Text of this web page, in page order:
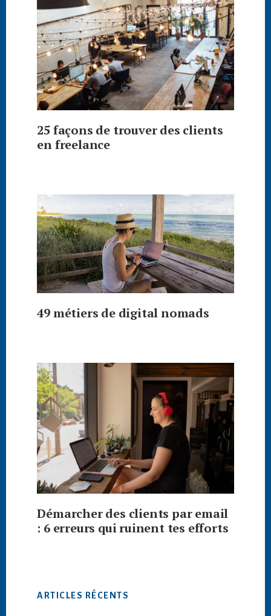
25 façons de trouver des clients
en freelance
49 métiers de digital nomads
Démarcher des clients par email
: 6 erreurs qui ruinent tes efforts
ARTICLES RÉCENTS